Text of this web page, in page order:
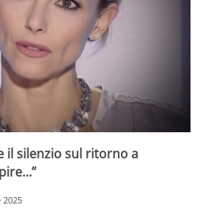
il silenzio sul ritorno a
2025